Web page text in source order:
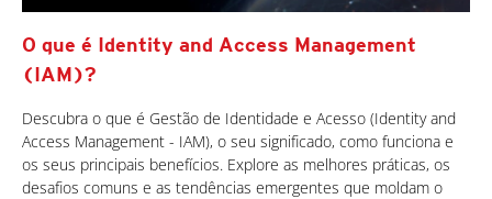
O que é Identity and Access Management
(IAM)?
Descubra o que é Gestão de Identidade e Acesso (Identity and
Access Management - IAM), o seu significado, como funciona e
os seus principais benefícios. Explore as melhores práticas, os
desafios comuns e as tendências emergentes que moldam o